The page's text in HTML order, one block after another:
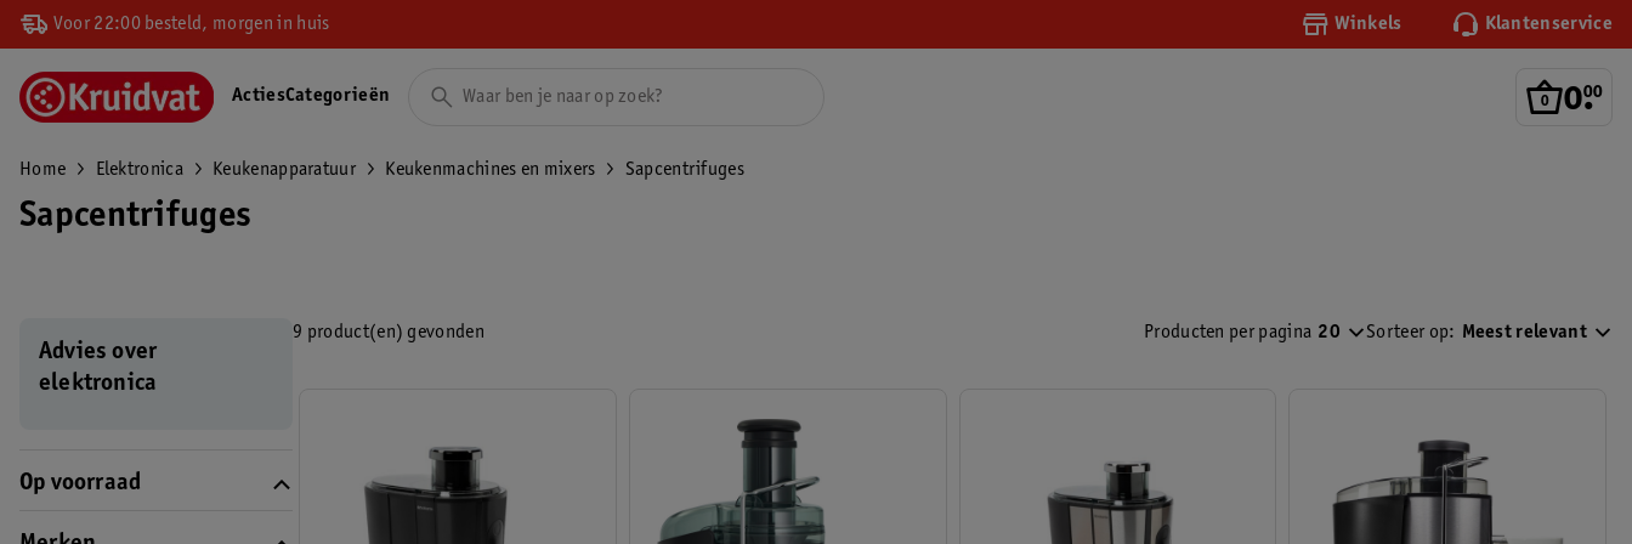
Voor 22:00 besteld, morgen in huis Winkels Klantenservice
0.
00
ActiesCategorieën
Home Elektronica Keukenapparatuur Keukenmachines en mixers Sapcentrifuges
Sapcentrifuges
Advies over
elektronica
Op voorraad
9 product(en) gevonden Producten per pagina 20 Sorteer op: Meest relevant